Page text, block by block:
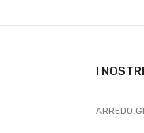
I
ARREDO